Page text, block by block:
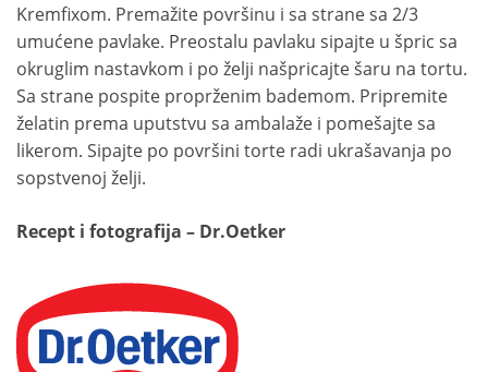
Kremfixom. Premažite površinu i sa strane sa 2/3
umućene pavlake. Preostalu pavlaku sipajte u špric sa
okruglim nastavkom i po želji našpricajte šaru na tortu.
Sa strane pospite proprženim bademom. Pripremite
želatin prema uputstvu sa ambalaže i pomešajte sa
likerom. Sipajte po površini torte radi ukrašavanja po
sopstvenoj želji.
Recept i fotografija – Dr.Oetker